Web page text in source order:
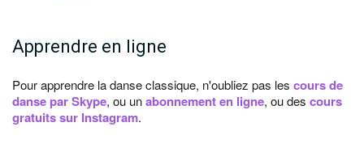
Apprendre en ligne
Pour apprendre la danse classique, n'oubliez pas les cours de
danse par Skype, ou unabonnement en ligne, ou des cours
gratuits sur Instagram.